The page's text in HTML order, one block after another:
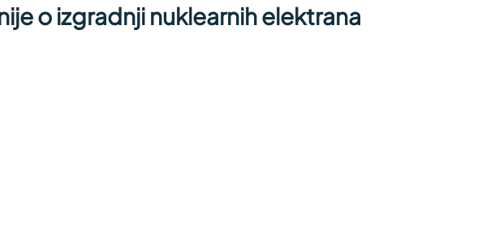
o izgradnji nuklearnih elektrana